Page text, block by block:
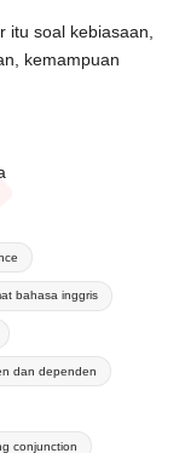
itu soal kebiasaan,
kemampuan
bahasa inggris
dan dependen
conjunction